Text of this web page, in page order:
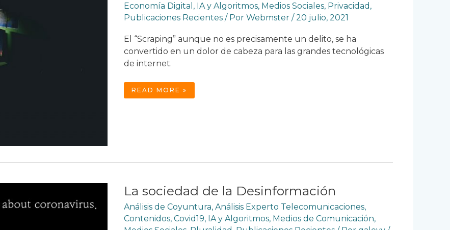
Economía Digital , IA y Algoritmos, Medios Sociales, Privacidad ,
Publicaciones Recientes / Por Webmster /20 julio, 2021
El “Scraping” aunque no es precisamente un delito, se ha
convertido en un dolor de cabeza para las grandes tecnológicas
de internet.
EL
READ MORE »
La sociedad de la Desinformación
Análisis de Coyuntura, Análisis Experto Telecomunicaciones,
Contenidos, Covid19, IA y Algoritmos, Medios de Comunicación,